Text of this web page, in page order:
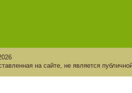
на сайте, не является